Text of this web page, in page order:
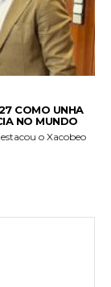
COMO UNHA
NO MUNDO
o Xacobeo